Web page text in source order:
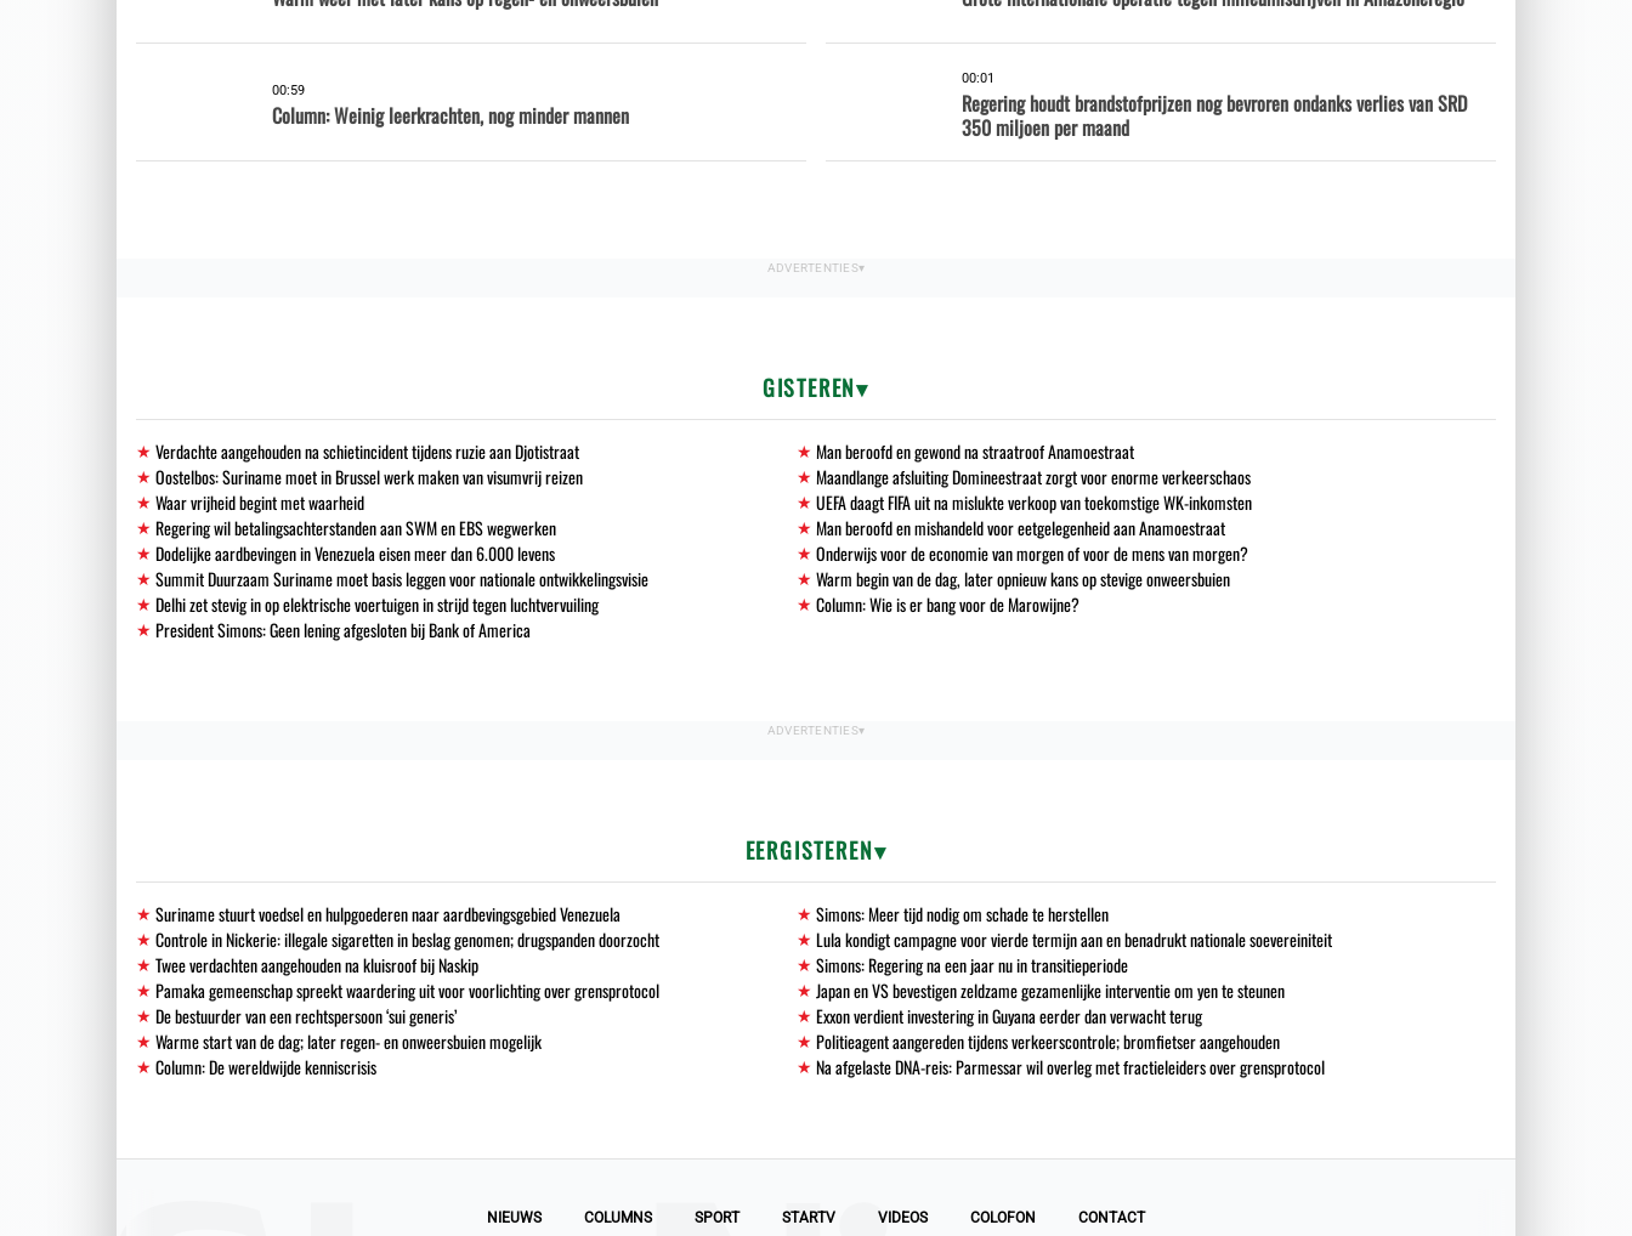
00:59
Column: Weinig leerkrachten, nog minder mannen
00:01
Regering houdt brandstofprijzen nog bevroren ondanks verlies van SRD
350 miljoen per maand
GISTEREN
Verdachte aangehouden na schietincident tijdens ruzie aan Djotistraat
Man beroofd en gewond na straatroof Anamoestraat
Oostelbos: Suriname moet in Brussel werk maken van visumvrij reizen
Maandlange afsluiting Domineestraat zorgt voor enorme verkeerschaos
Waar vrijheid begint met waarheid
UEFA daagt FIFA uit na mislukte verkoop van toekomstige WK-inkomsten
Regering wil betalingsachterstanden aan SWM en EBS wegwerken
Man beroofd en mishandeld voor eetgelegenheid aan Anamoestraat
Dodelijke aardbevingen in Venezuela eisen meer dan 6.000 levens
Onderwijs voor de economie van morgen of voor de mens van morgen?
Summit Duurzaam Suriname moet basis leggen voor nationale ontwikkelingsvisie
Warm begin van de dag, later opnieuw kans op stevige onweersbuien
Delhi zet stevig in op elektrische voertuigen in strijd tegen luchtvervuiling
Column: Wie is er bang voor de Marowijne?
President Simons: Geen lening afgesloten bij Bank of America
EERGISTEREN
Suriname stuurt voedsel en hulpgoederen naar aardbevingsgebied Venezuela
Simons: Meer tijd nodig om schade te herstellen
Controle in Nickerie: illegale sigaretten in beslag genomen; drugspanden doorzocht
Lula kondigt campagne voor vierde termijn aan en benadrukt nationale soevereiniteit
Twee verdachten aangehouden na kluisroof bij Naskip
Simons: Regering na een jaar nu in transitieperiode
Pamaka gemeenschap spreekt waardering uit voor voorlichting over grensprotocol
Japan en VS bevestigen zeldzame gezamenlijke interventie om yen te steunen
De bestuurder van een rechtspersoon ‘sui generis’
Exxon verdient investering in Guyana eerder dan verwacht terug
Warme start van de dag; later regen- en onweersbuien mogelijk
Politieagent aangereden tijdens verkeerscontrole; bromfietser aangehouden
Column: De wereldwijde kenniscrisis
Na afgelaste DNA-reis: Parmessar wil overleg met fractieleiders over grensprotocol
NIEUWS COLUMNS SPORT STARTV VIDEOS COLOFON CONTACT